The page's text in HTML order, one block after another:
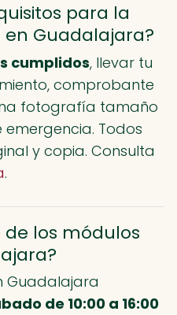
para la
en Guadalajara?
cumplidos, llevar tu
comprobante
fotografía tamaño
Todos
y copia. Consulta
.
de los módulos
Guadalajara
de 10:00 a 16:00